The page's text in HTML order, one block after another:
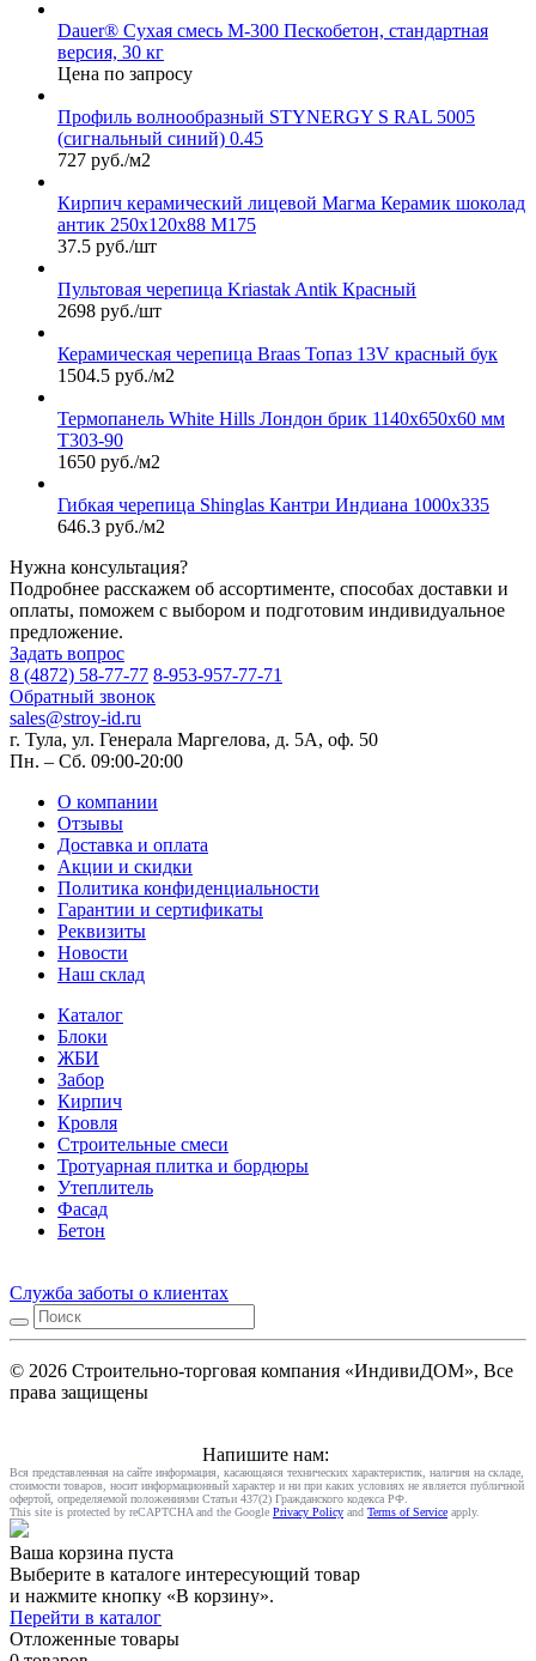
Dauer® Сухая смесь М-300 Пескобетон, стандартная
версия, 30 кг
Цена по запросу
Профиль волнообразный STYNERGY S RAL 5005
(сигнальный синий) 0.45
727 руб./м2
Кирпич керамический лицевой Магма Керамик шоколад
антик 250х120х88 М175
37.5 руб./шт
Пультовая черепица Kriastak Antik Красный
2698 руб./шт
Керамическая черепица Braas Топаз 13V красный бук
1504.5 руб./м2
Термопанель White Hills Лондон брик 1140х650х60 мм
Т303-90
1650 руб./м2
Гибкая черепица Shinglas Кантри Индиана 1000х335
646.3 руб./м2
Нужна консультация?
Подробнее расскажем об ассортименте, способах доставки и
оплаты, поможем с выбором и подготовим индивидуальное
предложение.
Задать вопрос
8 (4872) 58-77-77 8-953-957-77-71
Обратный звонок
sales@stroy-id.ru
г. Тула, ул. Генерала Маргелова, д. 5А, оф. 50
Пн. – Cб. 09:00-20:00
О компании
Отзывы
Доставка и оплата
Акции и скидки
Политика конфиденциальности
Гарантии и сертификаты
Реквизиты
Новости
Наш склад
Каталог
Блоки
ЖБИ
Забор
Кирпич
Кровля
Строительные смеси
Тротуарная плитка и бордюры
Утеплитель
Фасад
Бетон
Служба заботы о клиентах
© 2026 Строительно-торговая компания «ИндивиДОМ», Все
права защищены
Напишите нам:
Вся представленная на сайте информация, касающаяся технических характеристик, наличия на складе,
стоимости товаров, носит информационный характер и ни при каких условиях не является публичной
офертой, определяемой положениями Статьи 437(2) Гражданского кодекса РФ.
This site is protected by reCAPTCHA and the Google Privacy Policy and Terms of Service apply.
Ваша корзина пуста
Выберите в каталоге интересующий товар
и нажмите кнопку «В корзину».
Перейти в каталог
Отложенные товары